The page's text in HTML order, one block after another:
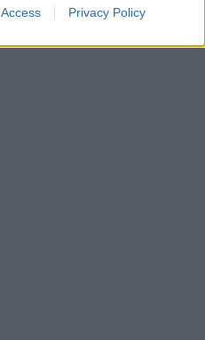
Privacy Policy